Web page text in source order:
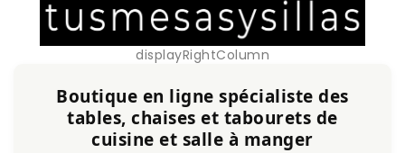
displayRightColumn
Boutique en ligne spécialiste des
tables, chaises et tabourets de
cuisine et salle à manger